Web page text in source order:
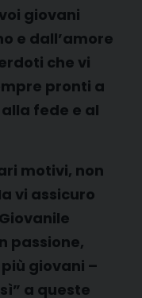
giovani
e dall’amore
che vi
pronti a
fede e al
motivi, non
vi assicuro
passione,
giovani –
a queste